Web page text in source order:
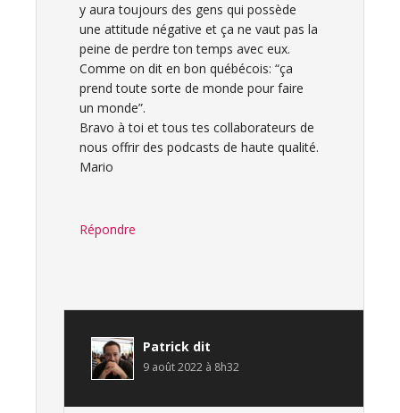
y aura toujours des gens qui possède
une attitude négative et ça ne vaut pas la
peine de perdre ton temps avec eux.
Comme on dit en bon québécois: “ça
prend toute sorte de monde pour faire
un monde”.
Bravo à toi et tous tes collaborateurs de
nous offrir des podcasts de haute qualité.
Mario
Répondre
Patrick dit
9 août 2022 à 8h32